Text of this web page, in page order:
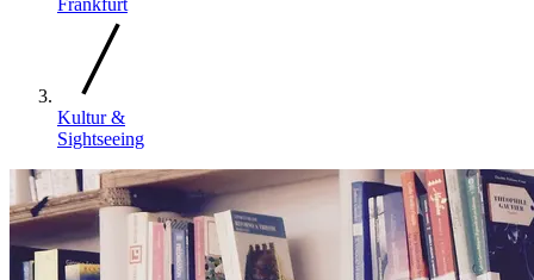
Kultur &
Sightseeing